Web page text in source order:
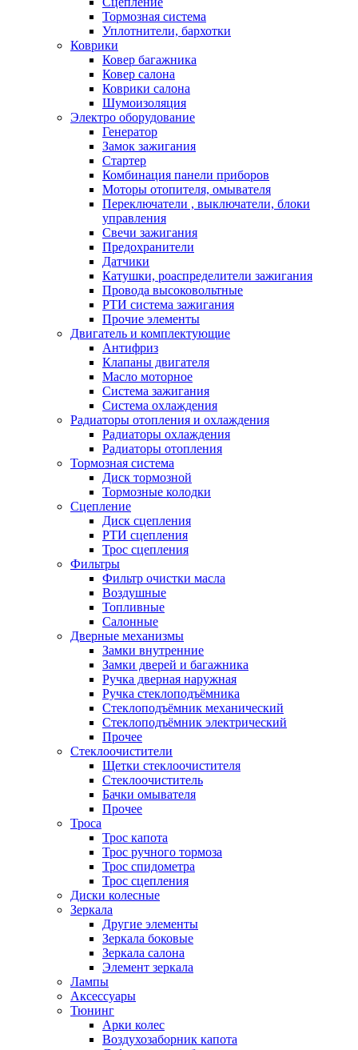
Тормозная система
Уплотнители, бархотки
Коврики
Ковер багажника
Ковер салона
Коврики салона
Шумоизоляция
Электро оборудование
Генератор
Замок зажигания
Стартер
Комбинация панели приборов
Моторы отопителя, омывателя
Переключатели , выключатели, блоки
управления
Свечи зажигания
Предохранители
Датчики
Катушки, роаспределители зажигания
Провода высоковольтные
РТИ система зажигания
Прочие элементы
Двигатель и комплектующие
Антифриз
Клапаны двигателя
Масло моторное
Система зажигания
Система охлаждения
Радиаторы отопления и охлаждения
Радиаторы охлаждения
Радиаторы отопления
Тормозная система
Диск тормозной
Тормозные колодки
Сцепление
Диск сцепления
РТИ сцепления
Трос сцепления
Фильтры
Фильтр очистки масла
Воздушные
Топливные
Салонные
Дверные механизмы
Замки внутренние
Замки дверей и багажника
Ручка дверная наружная
Ручка стеклоподъёмника
Стеклоподъёмник механический
Стеклоподъёмник электрический
Прочее
Стеклоочистители
Щетки стеклоочистителя
Стеклоочиститель
Бачки омывателя
Прочее
Троса
Трос капота
Трос ручного тормоза
Трос спидометра
Трос сцепления
Диски колесные
Зеркала
Другие элементы
Зеркала боковые
Зеркала салона
Элемент зеркала
Лампы
Аксессуары
Тюнинг
Арки колес
Воздухозаборник капота